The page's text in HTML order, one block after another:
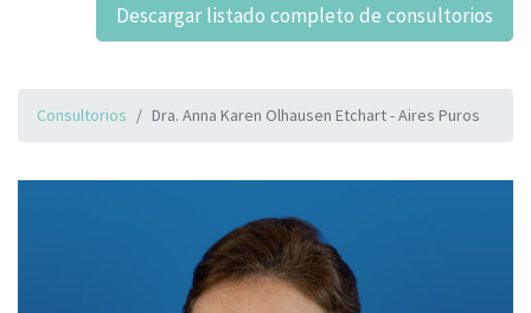
Descargar listado completo de consultorios
Consultorios Dra. Anna Karen Olhausen Etchart - Aires Puros